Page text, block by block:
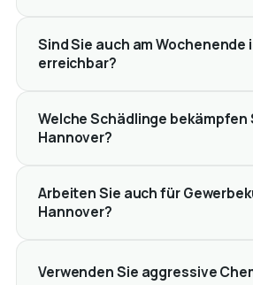
Sind Sie auch am Wochenende
erreichbar?
Welche Schädlinge bekämpfen
Hannover?
Arbeiten Sie auch für
Hannover?
Verwenden Sie aggressive